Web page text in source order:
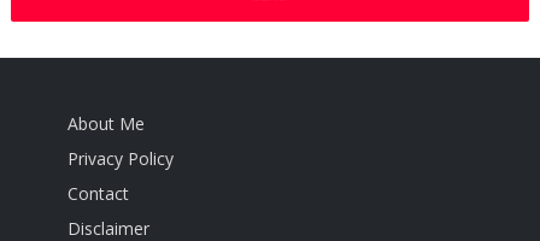
About Me
Privacy Policy
Contact
Disclaimer